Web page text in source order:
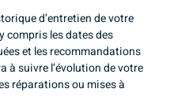
d’entretien de votre
compris les dates des
et les recommandations
à suivre l’évolution de votre
réparations ou mises à